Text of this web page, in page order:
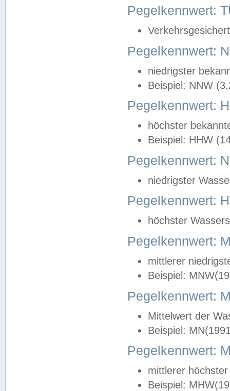
Pegelkennwert:
Pegelkennwert:
niedrigster
Beispiel: NNW
Pegelkennwert:
höchster
Beispiel: HHW
Pegelkennwert:
niedrigster
Pegelkennwert:
höchster
Pegelkennwert:
mittlerer
Beispiel:
Pegelkennwert:
Mittelwert der
Beispiel:
Pegelkennwert:
mittlerer
Beispiel: